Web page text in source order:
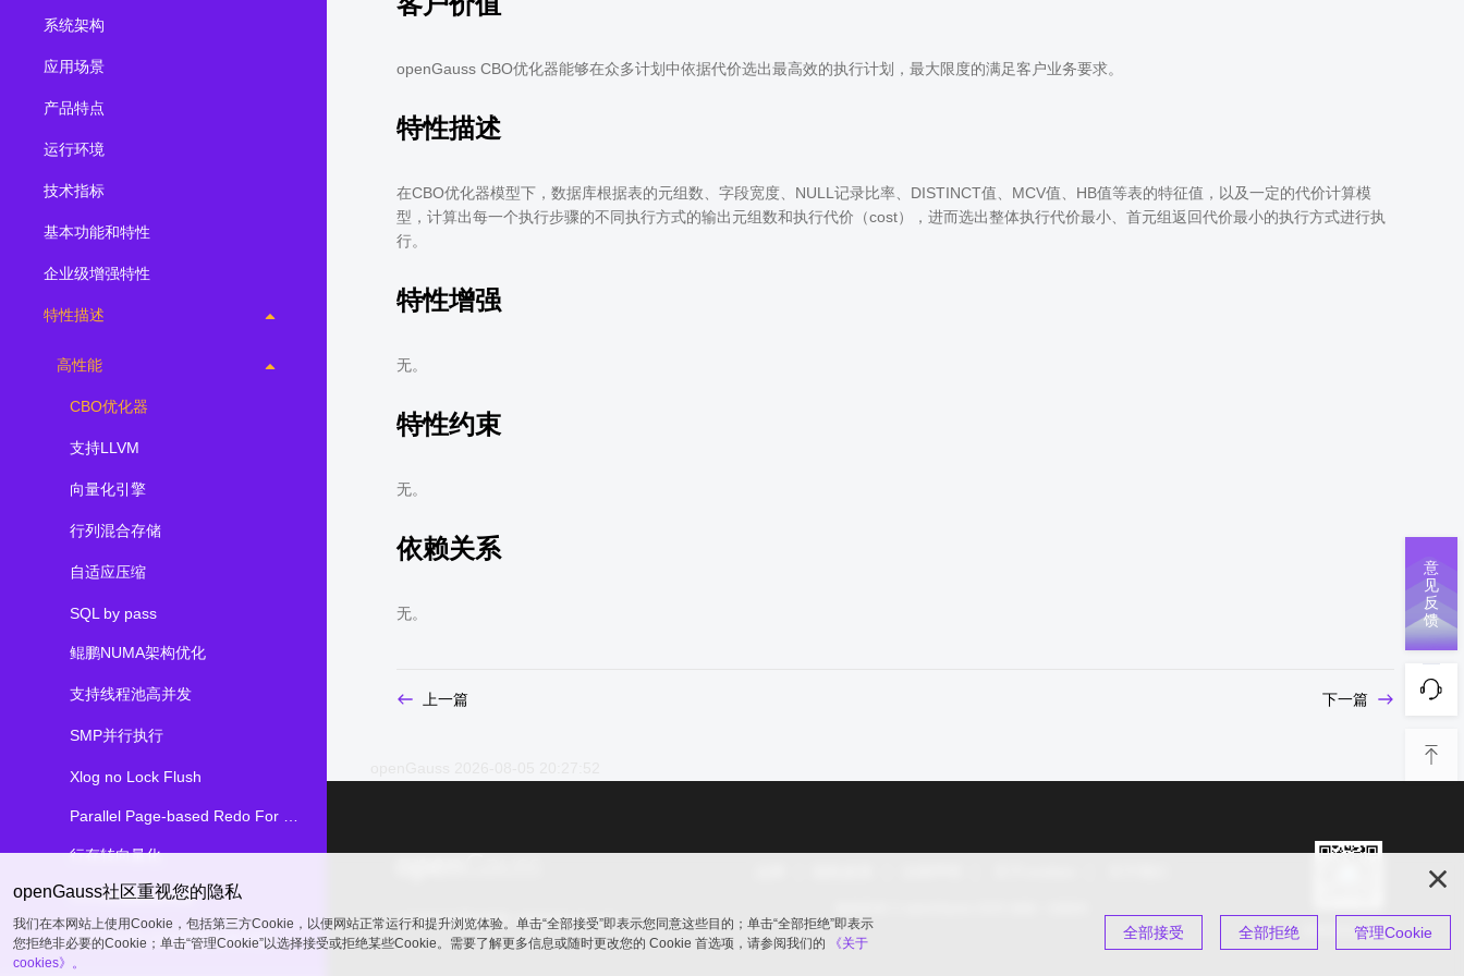
2.0.0 (LTS)
3.1.1 (EOM)
3.1.0 (EOM)
1.1.0 (EOM)
1.0.1 (EOM)
1.0.0 (EOM)
系统架构
应用场景
产品特点
运行环境
技术指标
基本功能和特性
企业级增强特性
特性描述
高性能
CBO优化器
支持LLVM
向量化引擎
行列混合存储
自适应压缩
SQL by pass
鲲鹏NUMA架构优化
支持线程池高并发
SMP并行执行
Xlog no Lock Flush
Parallel Page-based Redo For Ustore
行存转向量化
OCK加速数据传输
OCK SCRLOCK加速分布式锁
openGauss CBO优化器能够在众多计划中依据代价选出最高效的执行计划，最大限度的满足客户业务要求。
特性描述
在CBO优化器模型下，数据库根据表的元组数、字段宽度、NULL记录比率、DISTINCT值、MCV值、HB值等表的特征值，以及一定的代价计算模
型，计算出每一个执行步骤的不同执行方式的输出元组数和执行代价（cost），进而选出整体执行代价最小、首元组返回代价最小的执行方式进行执
行。
特性增强
无。
特性约束
无。
依赖关系
无。
上一篇 下一篇
意
见
反
馈
common@public.opengauss.org
扫码关注公众号
openGauss社区重视您的隐私
我们在本网站上使用Cookie，包括第三方Cookie，以便网站正常运行和提升浏览体验。单击“全部接受”即表示您同意这些目的；单击“全部拒绝”即表示
您拒绝非必要的Cookie；单击“管理Cookie”以选择接受或拒绝某些Cookie。需要了解更多信息或随时更改您的 Cookie 首选项，请参阅我们的
《关于
cookies》。
全部接受 全部拒绝 管理Cookie